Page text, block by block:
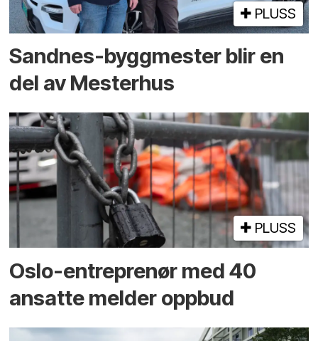
PLUSS
Sandnes-byggmester blir en
del av Mesterhus
PLUSS
Oslo-entreprenør med 40
ansatte melder oppbud